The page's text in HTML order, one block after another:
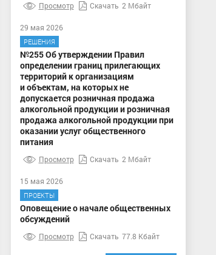
Просмотр Скачать 2 Мбайт
29 мая 2026
РЕШЕНИЯ
№255 Об утверждении Правил
определении границ прилегающих
территорий к организациям
и объектам, на которых не
допускается розничная продажа
алкогольной продукции и розничная
продажа алкогольной продукции при
оказании услуг общественного
питания
Просмотр Скачать 2 Мбайт
15 мая 2026
ПРОЕКТЫ
Оповещение о начале общественных
обсуждений
Просмотр Скачать 77.8 Кбайт